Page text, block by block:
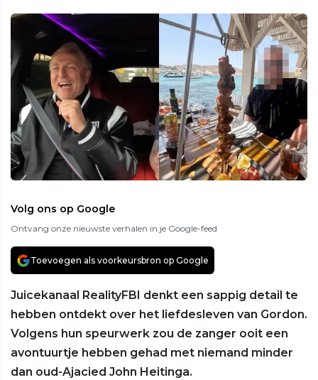
Volg ons op Google
Ontvang onze nieuwste verhalen in je Google-feed
Toevoegen als voorkeursbron op Google
Juicekanaal RealityFBI denkt een sappig detail te
hebben ontdekt over het liefdesleven van Gordon.
Volgens hun speurwerk zou de zanger ooit een
avontuurtje hebben gehad met niemand minder
dan oud-Ajacied John Heitinga.